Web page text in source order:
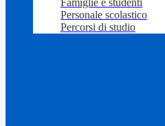
Famiglie e studenti
Personale scolastico
Percorsi di studio